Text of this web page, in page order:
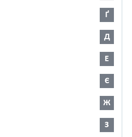
Ґ
Д
Е
Є
Ж
З